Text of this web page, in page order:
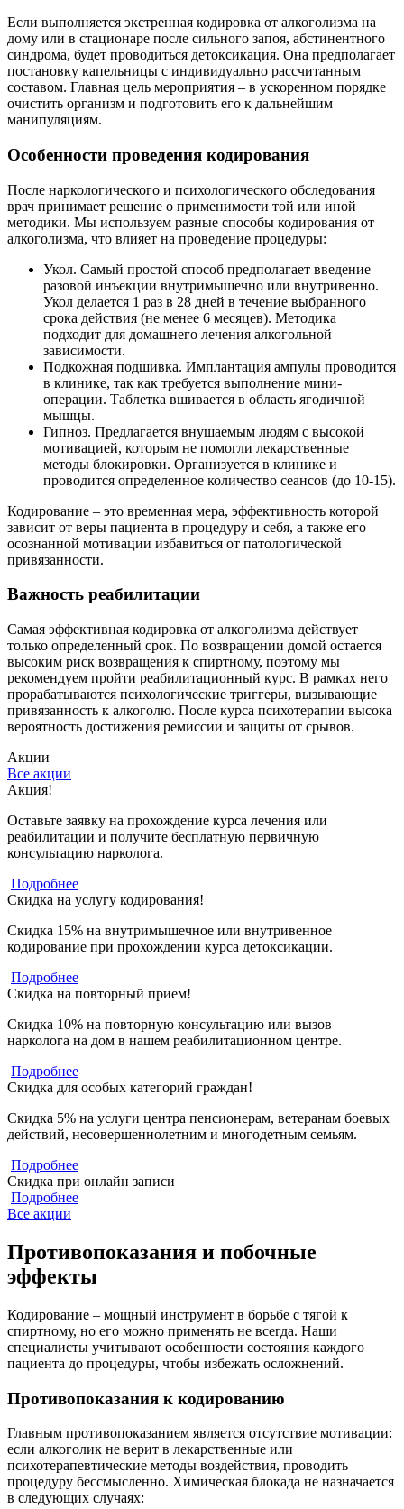
Если выполняется экстренная кодировка от алкоголизма на
дому или в стационаре после сильного запоя, абстинентного
синдрома, будет проводиться детоксикация. Она предполагает
постановку капельницы с индивидуально рассчитанным
составом. Главная цель мероприятия – в ускоренном порядке
очистить организм и подготовить его к дальнейшим
манипуляциям.
Особенности проведения кодирования
После наркологического и психологического обследования
врач принимает решение о применимости той или иной
методики. Мы используем разные способы кодирования от
алкоголизма, что влияет на проведение процедуры:
Укол. Самый простой способ предполагает введение
разовой инъекции внутримышечно или внутривенно.
Укол делается 1 раз в 28 дней в течение выбранного
срока действия (не менее 6 месяцев). Методика
подходит для домашнего лечения алкогольной
зависимости.
Подкожная подшивка. Имплантация ампулы проводится
в клинике, так как требуется выполнение мини-
операции. Таблетка вшивается в область ягодичной
мышцы.
Гипноз. Предлагается внушаемым людям с высокой
мотивацией, которым не помогли лекарственные
методы блокировки. Организуется в клинике и
проводится определенное количество сеансов (до 10-15).
Кодирование – это временная мера, эффективность которой
зависит от веры пациента в процедуру и себя, а также его
осознанной мотивации избавиться от патологической
привязанности.
Важность реабилитации
Самая эффективная кодировка от алкоголизма действует
только определенный срок. По возвращении домой остается
высоким риск возвращения к спиртному, поэтому мы
рекомендуем пройти реабилитационный курс. В рамках него
прорабатываются психологические триггеры, вызывающие
привязанность к алкоголю. После курса психотерапии высока
вероятность достижения ремиссии и защиты от срывов.
Акции
Все акции
Акция!
Оставьте заявку на прохождение курса лечения или
реабилитации и получите бесплатную первичную
консультацию нарколога.
Подробнее
Скидка на услугу кодирования!
Скидка 15% на внутримышечное или внутривенное
кодирование при прохождении курса детоксикации.
Подробнее
Скидка на повторный прием!
Скидка 10% на повторную консультацию или вызов
нарколога на дом в нашем реабилитационном центре.
Подробнее
Скидка для особых категорий граждан!
Скидка 5% на услуги центра пенсионерам, ветеранам боевых
действий, несовершеннолетним и многодетным семьям.
Подробнее
Скидка при онлайн записи
Подробнее
Все акции
Противопоказания и побочные
эффекты
Кодирование – мощный инструмент в борьбе с тягой к
спиртному, но его можно применять не всегда. Наши
специалисты учитывают особенности состояния каждого
пациента до процедуры, чтобы избежать осложнений.
Противопоказания к кодированию
Главным противопоказанием является отсутствие мотивации:
если алкоголик не верит в лекарственные или
психотерапевтические методы воздействия, проводить
процедуру бессмысленно. Химическая блокада не назначается
в следующих случаях: